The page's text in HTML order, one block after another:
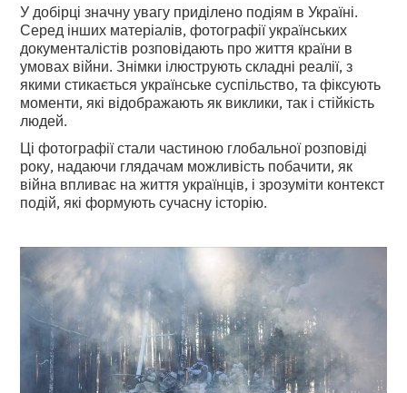
У добірці значну увагу приділено подіям в Україні.
Серед інших матеріалів, фотографії українських
документалістів розповідають про життя країни в
умовах війни. Знімки ілюструють складні реалії, з
якими стикається українське суспільство, та фіксують
моменти, які відображають як виклики, так і стійкість
людей.
Ці фотографії стали частиною глобальної розповіді
року, надаючи глядачам можливість побачити, як
війна впливає на життя українців, і зрозуміти контекст
подій, які формують сучасну історію.